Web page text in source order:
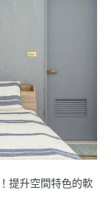
提升空間特色的軟